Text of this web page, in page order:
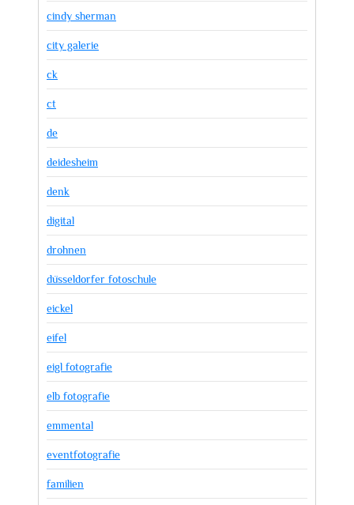
cindy sherman
city galerie
ck
ct
de
deidesheim
denk
digital
drohnen
düsseldorfer fotoschule
eickel
eifel
eigl fotografie
elb fotografie
emmental
eventfotografie
familien